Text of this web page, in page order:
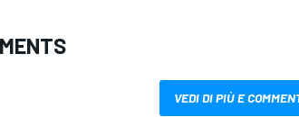
VEDI DI PIÙ E